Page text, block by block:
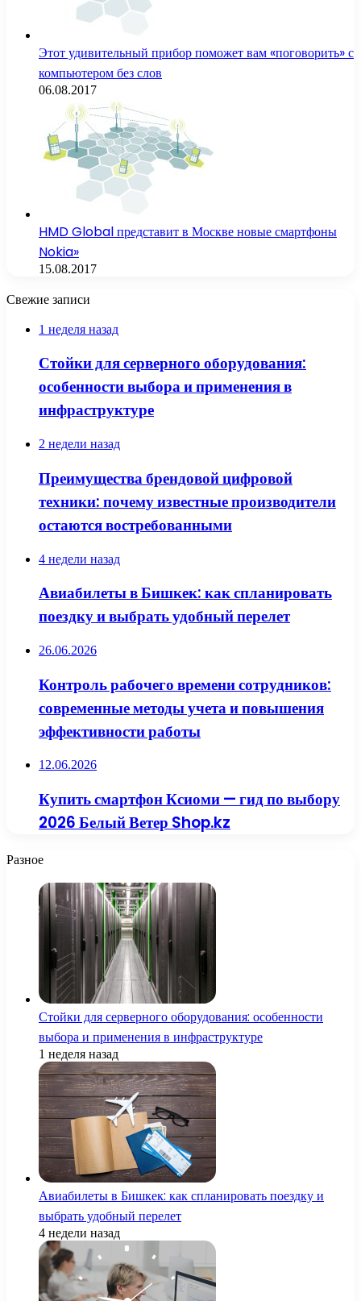
Этот удивительный прибор поможет вам «поговорить» с
компьютером без слов
06.08.2017
HMD Global представит в Москве новые смартфоны
Nokia»
15.08.2017
Свежие записи
1 неделя назад
Стойки для серверного оборудования:
особенности выбора и применения в
инфраструктуре
2 недели назад
Преимущества брендовой цифровой
техники: почему известные производители
остаются востребованными
4 недели назад
Авиабилеты в Бишкек: как спланировать
поездку и выбрать удобный перелет
26.06.2026
Контроль рабочего времени сотрудников:
современные методы учета и повышения
эффективности работы
12.06.2026
Купить смартфон Ксиоми — гид по выбору
2026 Белый Ветер Shop.kz
Разное
Стойки для серверного оборудования: особенности
выбора и применения в инфраструктуре
1 неделя назад
Авиабилеты в Бишкек: как спланировать поездку и
выбрать удобный перелет
4 недели назад